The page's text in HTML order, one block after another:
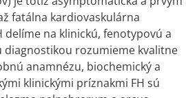
fatálna kardiovaskulárna
delíme na klinickú, fenotypovú a
diagnostikou rozumieme kvalitne
anamnézu, biochemickýa
klinickými príznakmi FH sú